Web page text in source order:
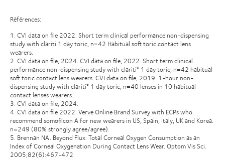
Références:
1. CVI data on file 2022. Short term clinical performance non-dispensing
study with clariti 1 day toric, n=42 Habitual soft toric contact lens
wearers.
2. CVI data on file, 2024. CVI data on file, 2022. Short term clinical
performance non-dispensing study with clariti® 1 day toric, n=42 habitual
soft toric contact lens wearers. CVI data on file, 2019. 1-hour non-
dispensing study with clariti® 1 day toric, n=40 lenses in 10 habitual
contact lenses wearers.
3. CVI data on file, 2024.
4. CVI data on file 2022. Verve Online Brand Survey with ECPs who
recommend somofilcon A for new wearers in US, Spain, Italy, UK and Korea.
n=249 (80% strongly agree/agree).
5. Brennan NA. Beyond Flux: Total Corneal Oxygen Consumption as an
Index of Corneal Oxygenation During Contact Lens Wear. Optom Vis Sci.
2005;82(6):467-472.